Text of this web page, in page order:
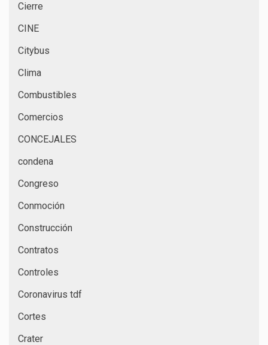
Cierre
CINE
Citybus
Clima
Combustibles
Comercios
CONCEJALES
condena
Congreso
Conmoción
Construcción
Contratos
Controles
Coronavirus tdf
Cortes
Crater